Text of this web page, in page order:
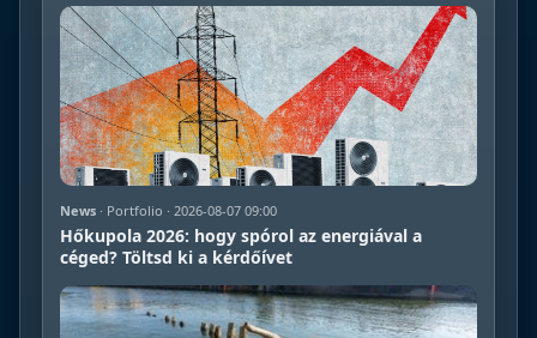
News · Portfolio · 2026-08-07 09:00
Hőkupola 2026: hogy spórol az energiával a
céged? Töltsd ki a kérdőívet